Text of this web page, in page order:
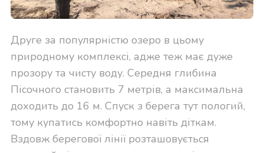
Друге за популярністю озеро в цьому
природному комплексі, адже теж має дуже
прозору та чисту воду. Середня глибина
Пісочного становить 7 метрів, а максимальна
доходить до 16 м. Спуск з берега тут пологий,
тому купатись комфортно навіть діткам.
Вздовж берегової лінії розташовується